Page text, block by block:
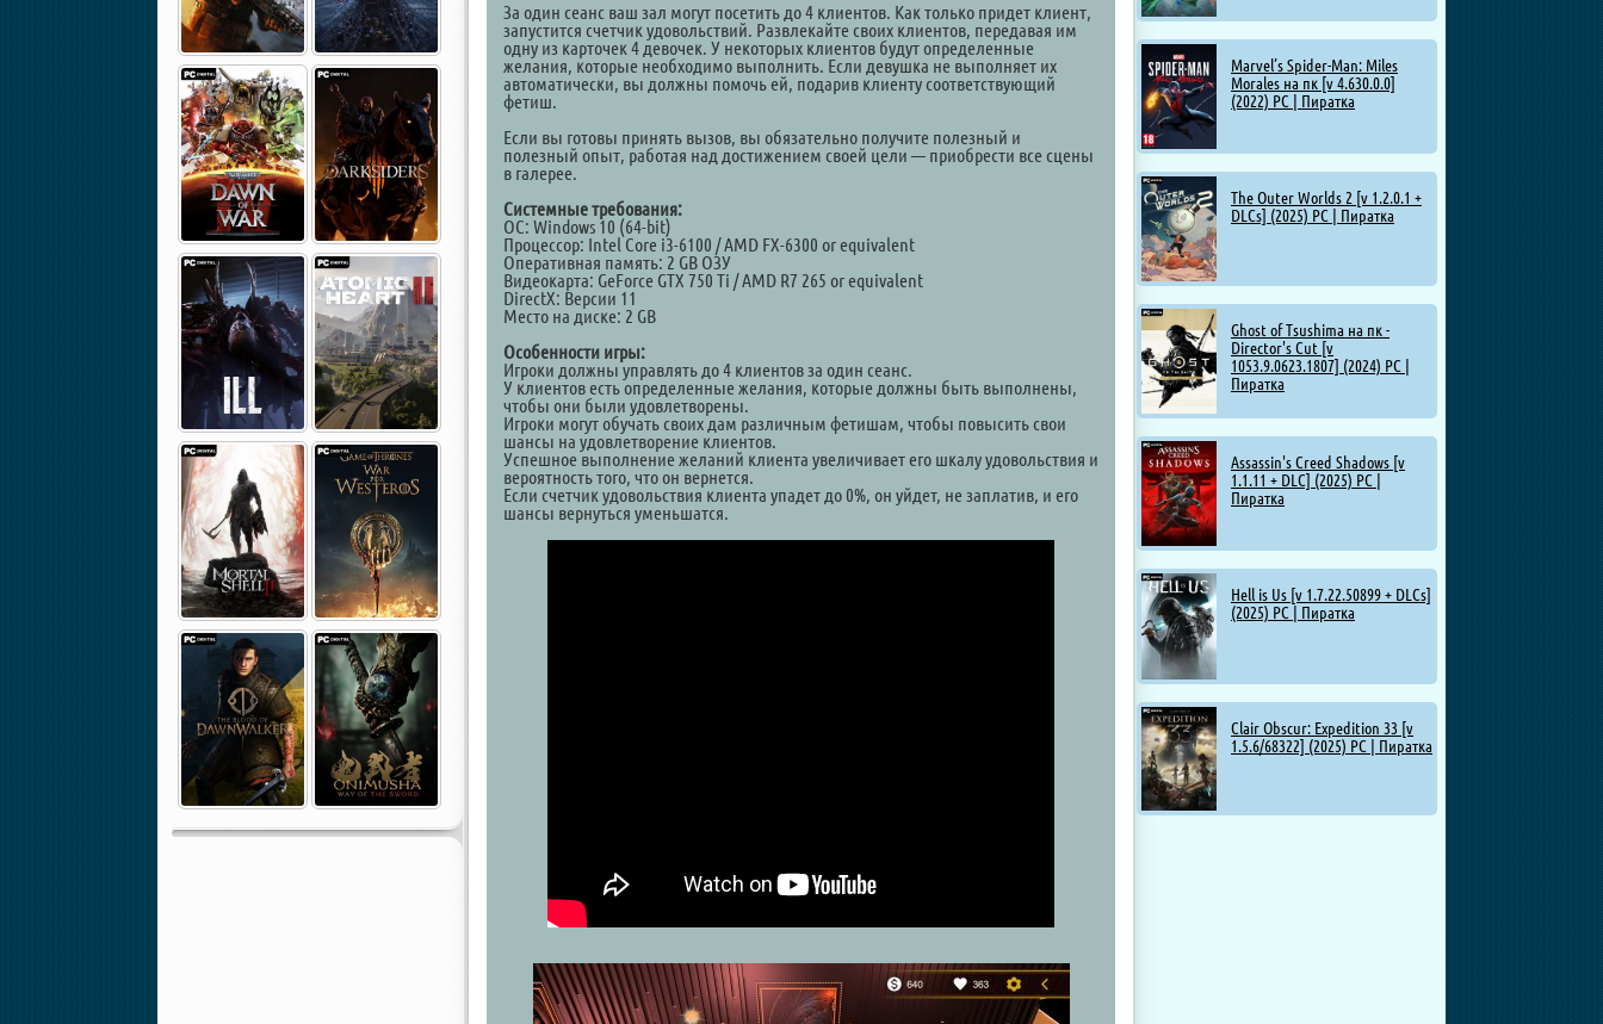
Marvel’s Spider-Man: Miles
Morales на пк [v 4.630.0.0]
(2022) PC | Пиратка
The Outer Worlds 2 [v 1.2.0.1 +
DLCs] (2025) PC | Пиратка
Ghost of Tsushima на пк -
Director's Cut [v
1053.9.0623.1807] (2024) PC |
Пиратка
Assassin's Creed Shadows [v
1.1.11 + DLC] (2025) PC |
Пиратка
Hell is Us [v 1.7.22.50899 + DLCs]
(2025) PC | Пиратка
Clair Obscur: Expedition 33 [v
1.5.6/68322] (2025) PC | Пиратка
За один сеанс ваш зал могут посетить до 4 клиентов. Как только придет клиент,
запустится счетчик удовольствий. Развлекайте своих клиентов, передавая им
одну из карточек 4 девочек. У некоторых клиентов будут определенные
желания, которые необходимо выполнить. Если девушка не выполняет их
автоматически, вы должны помочь ей, подарив клиенту соответствующий
фетиш.
Если вы готовы принять вызов, вы обязательно получите полезный и
полезный опыт, работая над достижением своей цели — приобрести все сцены
в галерее.
Системные требования:
ОС: Windows 10 (64-bit)
Процессор: Intel Core i3-6100 / AMD FX-6300 or equivalent
Оперативная память: 2 GB ОЗУ
Видеокарта: GeForce GTX 750 Ti / AMD R7 265 or equivalent
DirectX: Версии 11
Место на диске: 2 GB
Особенности игры:
Игроки должны управлять до 4 клиентов за один сеанс.
У клиентов есть определенные желания, которые должны быть выполнены,
чтобы они были удовлетворены.
Игроки могут обучать своих дам различным фетишам, чтобы повысить свои
шансы на удовлетворение клиентов.
Успешное выполнение желаний клиента увеличивает его шкалу удовольствия и
вероятность того, что он вернется.
Если счетчик удовольствия клиента упадет до 0%, он уйдет, не заплатив, и его
шансы вернуться уменьшатся.